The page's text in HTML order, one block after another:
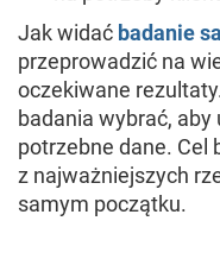
Jak widać badanie
przeprowadzić na
oczekiwane
badania wybrać,
potrzebne dane. Cel
z najważniejszych
samym początku.